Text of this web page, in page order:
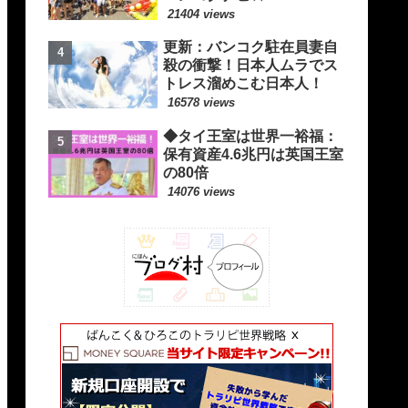
21404 views
更新：バンコク駐在員妻自
殺の衝撃！日本人ムラでス
トレス溜めこむ日本人！
16578 views
◆タイ王室は世界一裕福：
保有資産4.6兆円は英国王室
の80倍
14076 views